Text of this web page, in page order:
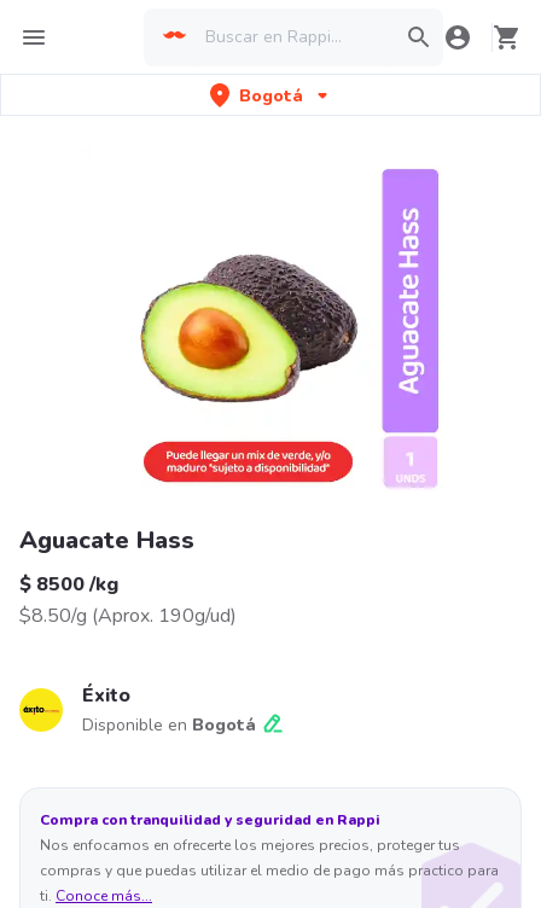
Bogotá
Aguacate Hass
$ 8500/kg
$8.50/g (Aprox. 190g/ud)
Éxito
Disponible en Bogotá
Compra con tranquilidad y seguridad en Rappi
Nos enfocamos en ofrecerte los mejores precios, proteger tus
compras y que puedas utilizar el medio de pago más practico para
ti. Conoce más...